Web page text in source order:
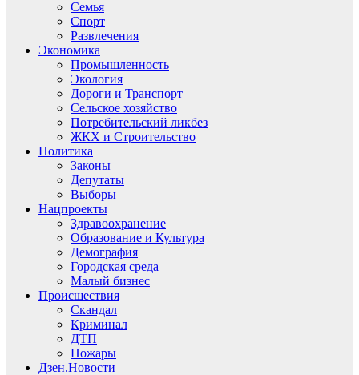
Семья
Спорт
Развлечения
Экономика
Промышленность
Экология
Дороги и Транспорт
Сельское хозяйство
Потребительский ликбез
ЖКХ и Строительство
Политика
Законы
Депутаты
Выборы
Нацпроекты
Здравоохранение
Образование и Культура
Демография
Городская среда
Малый бизнес
Происшествия
Скандал
Криминал
ДТП
Пожары
Дзен.Новости